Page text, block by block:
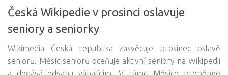
Česká Wikipedie v prosinci oslavuje
seniory a seniorky
Wikimedia Česká republika zasvěcuje prosinec oslavě
seniorů. Měsíc seniorů oceňuje aktivní seniory na Wikipedii